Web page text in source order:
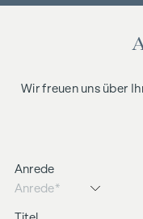
Wir freuen uns über
Anrede